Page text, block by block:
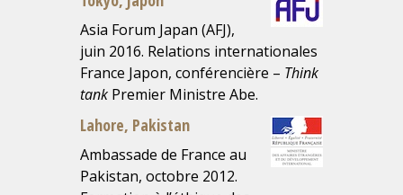
Asia Forum Japan (AFJ),
juin 2016. Relations internationales
France Japon, conférencière – Think
tank Premier Ministre Abe.
Lahore, Pakistan
Ambassade de France au
Pakistan, octobre 2012.